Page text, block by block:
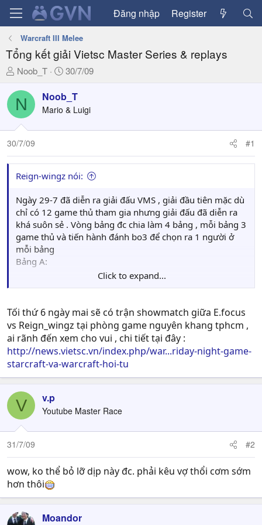
Đăng nhập Register
Warcraft III Melee
Tổng kết giải Vietsc Master Series & replays
T
r
e
a
d
s
t
r
e
r
Noob_T
N
à
y
ử
30/7/09
N Noob_T
Mario & Luigi
30/7/09 #1
Reign-wingz nói:
Ngày 29-7 đã diễn ra giải đấu VMS , giải đầu tiên mặc dù
chỉ có 12 game thủ tham gia nhưng giải đấu đã diễn ra
khá suôn sẻ . Vòng bảng đc chia làm 4 bảng , mỗi bảng 3
game thủ và tiến hành đánh bo3 để chọn ra 1 người ở
mỗi bảng
Bảng A:
Iuoni
- Ko có gì ngạc nhiên khi MoonVersion (1 member của
clan Caotoc cũ aka Continue ) dành vị trí nhất bảng khi
gặp 2 thành viên của RoS là tobias rest cùng với iuoni ,
mặc dù vậy trận 1 giữa Moonversion cùng với
tobias_rest là 1 trận đấu rất đáng để xem .
Bảng B :
E.focus
Feederx
Ở bảng B với sự có mặt của e.focus từng hạng 3 wcg cho
nên 1 slot vào vòng sau rất khó qua khỏi tay anh . 2
players còn lại cũng là mem khá kì cựu của RoS , bất ngờ
khi game thủ Roz.Phoenix (aka Sweet ) đã dành chiến
Bảng C :
Click to expand...
Tối thứ 6 ngày mai sẽ có trận showmatch giữa E.focus
vs Reign_wingz tại phòng game nguyên khang tphcm ,
ai rãnh đến xem cho vui , chi tiết tại đây :
http://news.vietsc.vn/index.php/war...riday-night-game-
starcraft-va-warcraft-hoi-tu
V v.p
Youtube Master Race
31/7/09 #2
wow, ko thể bỏ lỡ dịp này đc. phải kêu vợ thổi cơm sớm
hơn thôi
Moandor